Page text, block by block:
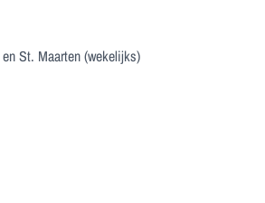
St. Maarten (wekelijks)